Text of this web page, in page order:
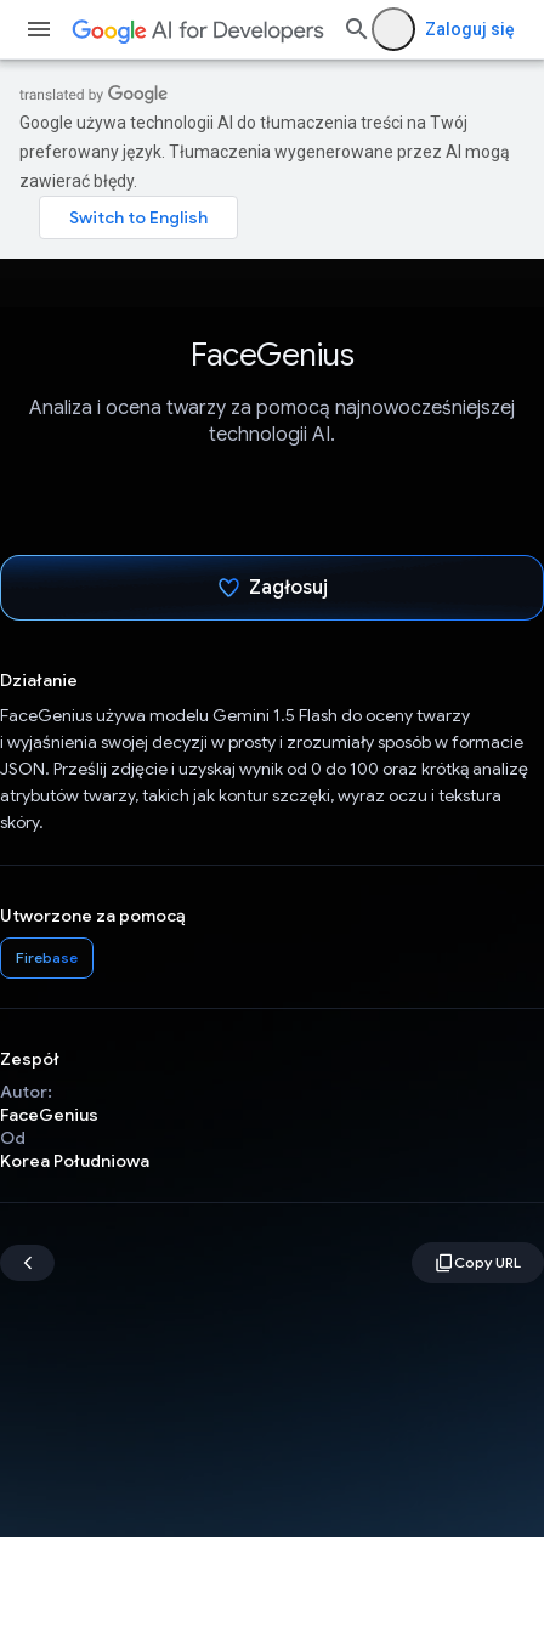
Zaloguj się
Google używa technologii AI do tłumaczenia treści na Twój
preferowany język. Tłumaczenia wygenerowane przez AI mogą
zawierać błędy.
FaceGenius
Analiza i ocena twarzy za pomocą najnowocześniejszej
technologii AI.
Zagłosuj
Działanie
FaceGenius używa modelu Gemini 1.5 Flash do oceny twarzy
i wyjaśnienia swojej decyzji w prosty i zrozumiały sposób w formacie
JSON. Prześlij zdjęcie i uzyskaj wynik od 0 do 100 oraz krótką analizę
atrybutów twarzy, takich jak kontur szczęki, wyraz oczu i tekstura
skóry.
Utworzone za pomocą
Firebase
Zespół
Autor:
FaceGenius
Od
Korea Południowa